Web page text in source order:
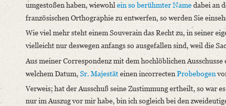
Erlauben Sie mir, in diesem vertraulichen, für Sie allein
Manuscript
Provider: Berlin, Archiv der Berlin-Brandenburgischen
Classification Number: VII, 62 Bl. 140-144
Number of Pages: 5 S., hs. m. U.
Language
German
umgestoßen haben, wiewohl ein so berühmter Namedabei an
französischen Orthographie zu entwerfen, so werden Sie
Wie viel mehr steht einem Souverain das Recht zu, in seiner
vielleicht nur deswegen anfangs so ausgefallen sind, weil die
Aus meiner Correspondenz mit dem hochlöblichen Ausschusse
welchem Datum, Sr. Majestäteinen incorrectenProbebogen
Verweis; hat der Ausschuß seine Zustimmung ertheilt, so war
nur im Auszug vor mir habe, bin ich sogleich bei den